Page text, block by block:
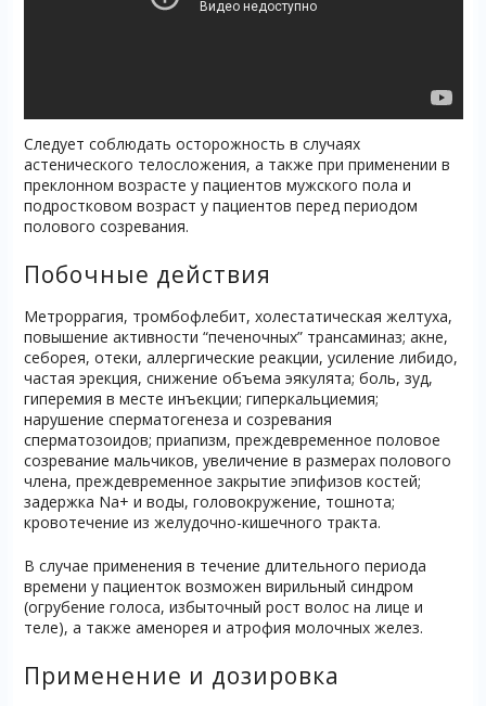
Cледует соблюдать осторожность в случаях
астенического телосложения, а также при применении в
преклонном возрасте у пациентов мужского пола и
подростковом возраст у пациентов перед периодом
полового созревания.
Побочные действия
Метроррагия, тромбофлебит, холестатическая желтуха,
повышение активности “печеночных” трансаминаз; акне,
себорея, отеки, аллергические реакции, усиление либидо,
частая эрекция, снижение объема эякулята; боль, зуд,
гиперемия в месте инъекции; гиперкальциемия;
нарушение сперматогенеза и созревания
сперматозоидов; приапизм, преждевременное половое
созревание мальчиков, увеличение в размерах полового
члена, преждевременное закрытие эпифизов костей;
задержка Na+ и воды, головокружение, тошнота;
кровотечение из желудочно-кишечного тракта.
В случае применения в течение длительного периода
времени у пациенток возможен вирильный синдром
(огрубение голоса, избыточный рост волос на лице и
теле), а также аменорея и атрофия молочных желез.
Применение и дозировка